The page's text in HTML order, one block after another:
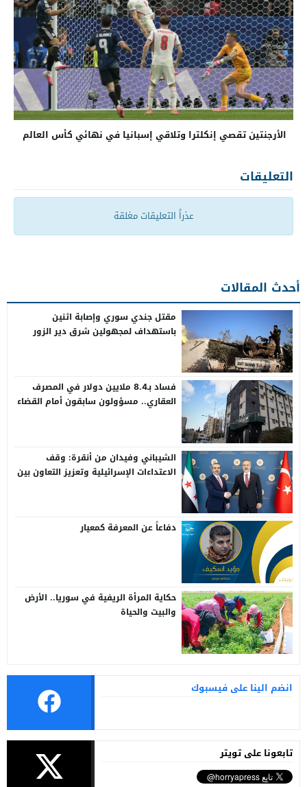
الأرجنتين تقصي إنكلترا وتلاقي إسبانيا في نهائي كأس العالم
التعليقات
عذراً التعليقات مغلقة
أحدث المقالات
مقتل جندي سوري وإصابة اثنين
باستهداف لمجهولين شرق دير الزور
فساد بـ8.4 ملايين دولار في المصرف
العقاري.. مسؤولون سابقون أمام القضاء
الشيباني وفيدان من أنقرة: وقف
الاعتداءات الإسرائيلية وتعزيز التعاون بين
دفاعاً عن المعرفة كمعيار
حكاية المرأة الريفية في سوريا.. الأرض
والبيت والحياة
انضم الينا على فيسبوك
تابعونا على تويتر